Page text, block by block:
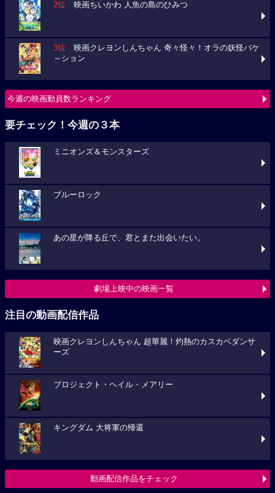
2位 映画ちいかわ 人魚の島のひみつ
3位 映画クレヨンしんちゃん 奇々怪々！オラの妖怪バケ
～ション
今週の映画動員数ランキング
要チェック！今週の３本
ミニオンズ＆モンスターズ
ブルーロック
あの星が降る丘で、君とまた出会いたい。
劇場上映中の映画一覧
注目の動画配信作品
映画クレヨンしんちゃん 超華麗！灼熱のカスカベダンサ
ーズ
プロジェクト・ヘイル・メアリー
キングダム 大将軍の帰還
動画配信作品をチェック